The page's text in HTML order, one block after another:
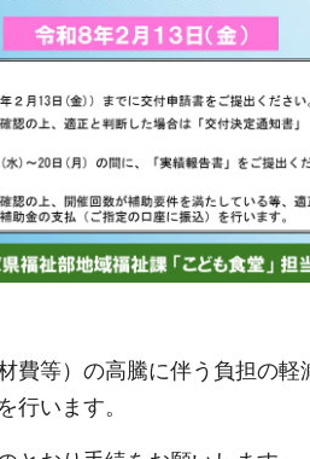
費等）の高騰に伴う負担の
行います。